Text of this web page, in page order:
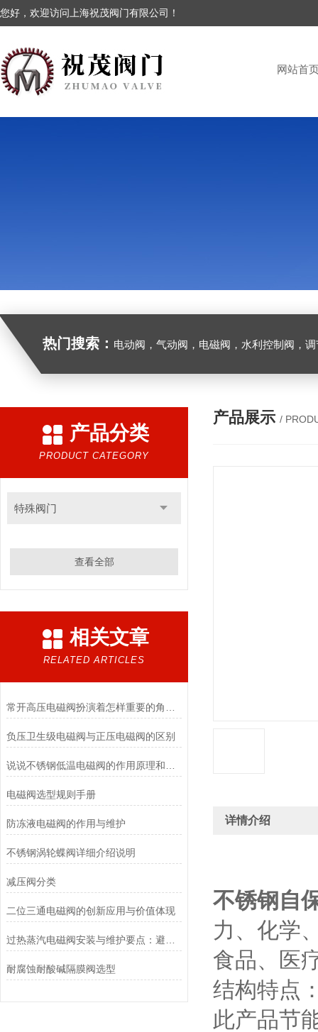
您好，欢迎访问上海祝茂阀门有限公司！
网站首
热门搜索： 电动阀，气动阀，电磁阀，水利控制阀，调节
产品分类
PRODUCT CATEGORY
特殊阀门
查看全部
相关文章
RELATED ARTICLES
负压卫生级电磁阀与正压电磁阀的区别
电磁阀选型规则手册
防冻液电磁阀的作用与维护
不锈钢涡轮蝶阀详细介绍说明
减压阀分类
二位三通电磁阀的创新应用与价值体现
耐腐蚀耐酸碱隔膜阀选型
产品展示 /
详情介绍
不锈钢自
力、化学
食品、医
结构特点
此产品节